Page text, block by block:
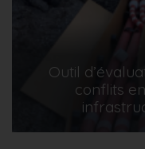
Outil
conflits